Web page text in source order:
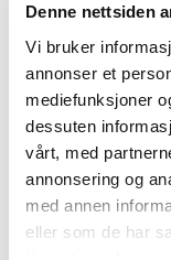
Denne nettsiden
Vi bruker
annonser et
mediefunksjoner
dessuten
vårt, med
annonsering og
med annen
eller som de har
NGO-er og
digitale verktøy
skape større
organisasjonen.
der
presenterer